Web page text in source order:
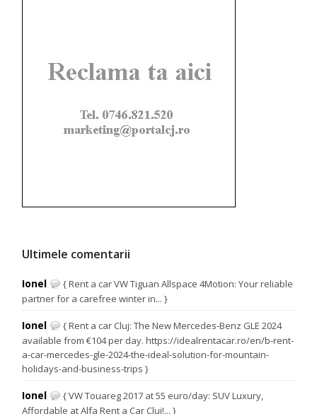
Ultimele comentarii
Ionel
{ Rent a car VW Tiguan Allspace 4Motion: Your reliable
partner for a carefree winter in... }
Ionel
{ Rent a car Cluj: The New Mercedes-Benz GLE 2024
available from €104 per day. https://idealrentacar.ro/en/b-rent-
a-car-mercedes-gle-2024-the-ideal-solution-for-mountain-
holidays-and-business-trips }
Ionel
{ VW Touareg 2017 at 55 euro/day: SUV Luxury,
Affordable at Alfa Rent a Car Cluj!... }